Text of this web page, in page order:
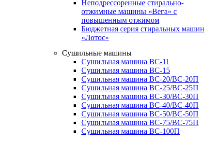
Неподрессоренные стирально-
отжимные машины «Вега» с
повышенным отжимом
Бюджетная серия стиральных машин
«Лотос»
Сушильные машины
Сушильная машина ВС-11
Сушильная машина ВС-15
Сушильная машина ВС-20/ВС-20П
Сушильная машина ВС-25/ВС-25П
Сушильная машина ВС-30/ВС-30П
Сушильная машина ВС-40/ВС-40П
Сушильная машина ВС-50/ВС-50П
Сушильная машина ВС-75/ВС-75П
Сушильная машина ВС-100П